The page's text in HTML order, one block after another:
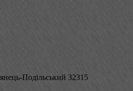
Подільський 32315